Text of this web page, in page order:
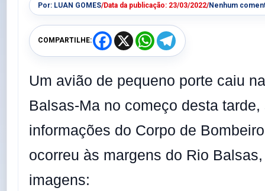
Por: LUAN GOMES/Data da publicação: 23/03/2022/Nenhum
COMPARTILHE:
F
a
c
o
k
X
W
h
a
A
p
l
m
Um avião de pequeno porte caiu
Balsas-Ma no começo desta tarde,
informações do Corpo de
ocorreu às margens do Rio
imagens: